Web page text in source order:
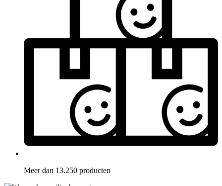
Meer dan 13.250 producten